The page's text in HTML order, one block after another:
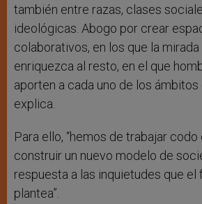
también entre razas, clases
ideológicas. Abogo por crear
colaborativos, en los que la mirada
enriquezca al resto, en el que
aporten a cada uno de los ámbitos
explica.
Para ello, “hemos de trabajar
construir un nuevo modelo de
respuesta a las inquietudes que el
plantea”.